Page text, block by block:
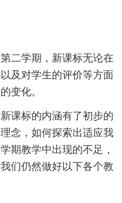
二学期，新课标无论在
及对学生的评价等方面
变化。
课标的内涵有了初步的
念，如何探索出适应我
期教学中出现的不足，
们仍然做好以下各个教